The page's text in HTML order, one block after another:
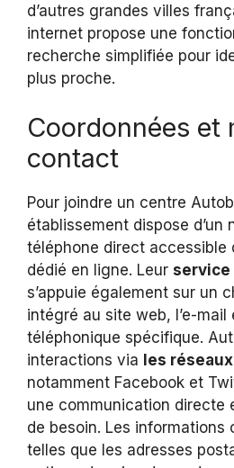
d’autres grandes villes
internet propose une
recherche simplifiée pour
plus proche.
Coordonnées et
contact
Pour joindre un centre
établissement dispose d’un
téléphone direct accessible
dédié en ligne. Leur service
s’appuie également sur un
intégré au site web, l’e-
téléphonique spécifique.
interactions via les
notamment Facebook et
une communication directe
de besoin. Les informations
telles que les adresses